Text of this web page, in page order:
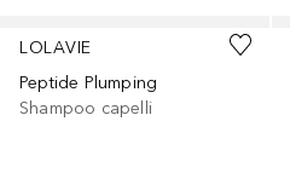
LOLAVIE
Peptide Plumping
Shampoo capelli